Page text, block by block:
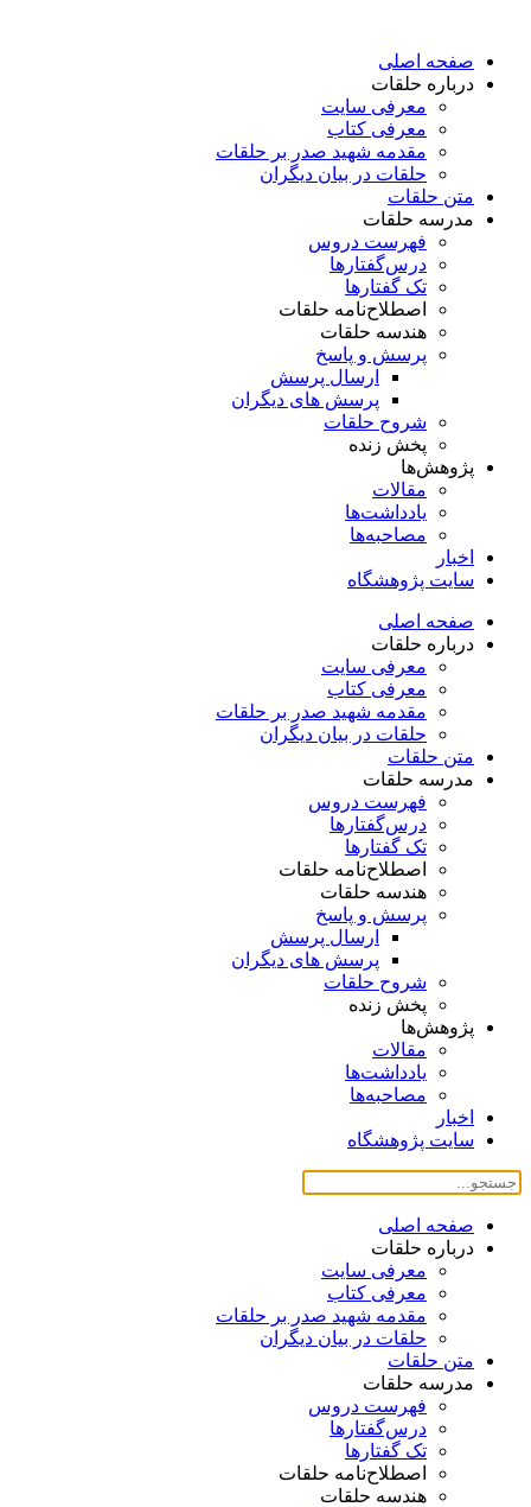
محتوا
صفحه اصلی
درباره حلقات
معرفی سایت
معرفی کتاب
مقدمه شهید صدر بر حلقات
حلقات در بیان دیگران
متن حلقات
مدرسه حلقات
فهرست دروس
درس‌گفتار‌ها
تک گفتارها
اصطلاح‌نامه حلقات
هندسه حلقات
پرسش و پاسخ
ارسال پرسش
پرسش های دیگران
شروح حلقات
پخش زنده
پژوهش‌ها
مقالات
یادداشت‌ها
مصاحبه‌ها
اخبار
سایت پژوهشگاه
صفحه اصلی
درباره حلقات
معرفی سایت
معرفی کتاب
مقدمه شهید صدر بر حلقات
حلقات در بیان دیگران
متن حلقات
مدرسه حلقات
فهرست دروس
درس‌گفتار‌ها
تک گفتارها
اصطلاح‌نامه حلقات
هندسه حلقات
پرسش و پاسخ
ارسال پرسش
پرسش های دیگران
شروح حلقات
پخش زنده
پژوهش‌ها
مقالات
یادداشت‌ها
مصاحبه‌ها
اخبار
سایت پژوهشگاه
صفحه اصلی
درباره حلقات
معرفی سایت
معرفی کتاب
مقدمه شهید صدر بر حلقات
حلقات در بیان دیگران
متن حلقات
مدرسه حلقات
فهرست دروس
درس‌گفتار‌ها
تک گفتارها
اصطلاح‌نامه حلقات
هندسه حلقات